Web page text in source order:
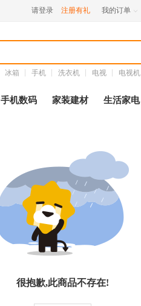
请登录 注册有礼 我的订单 
冰箱 手机 洗衣机 电视 电视机
手机数码 家装建材 生活家电
很抱歉,此商品不存在!